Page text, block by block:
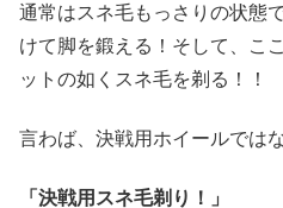
通常はスネ毛もっさりの状態
けて脚を鍛える！そして、こ
ットの如くスネ毛を剃る！！
言わば、決戦用ホイールでは
「決戦用スネ毛剃り！」